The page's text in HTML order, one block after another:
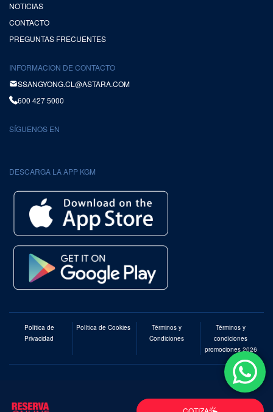
NOTICIAS
CONTACTO
PREGUNTAS FRECUENTES
INFORMACION DE CONTACTO
SSANGYONG.CL@ASTARA.COM
600 427 5000
SÍGUENOS EN
DESCARGA LA APP KGM
Política de
Privacidad
Política de Cookies
Términos y
Condiciones
Términos y
condiciones
promociones 2026